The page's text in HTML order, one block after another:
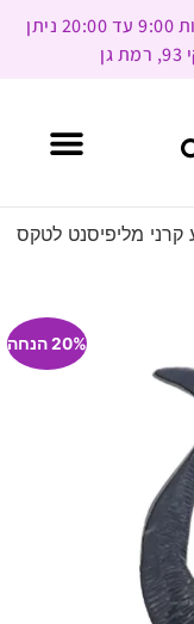
ניתן להגיע בתיאום מראש | בשעות הפעילות 9:00 עד 20:00 ניתן
קרני מליפיסנט לטקס
20% הנחה